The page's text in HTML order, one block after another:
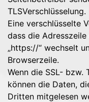
TLSVerschlüsselung.
Eine verschlüsselte
dass die
„https://“ wechselt
Browserzeile.
Wenn die SSL- bzw.
können die Daten,
Dritten mitgelesen